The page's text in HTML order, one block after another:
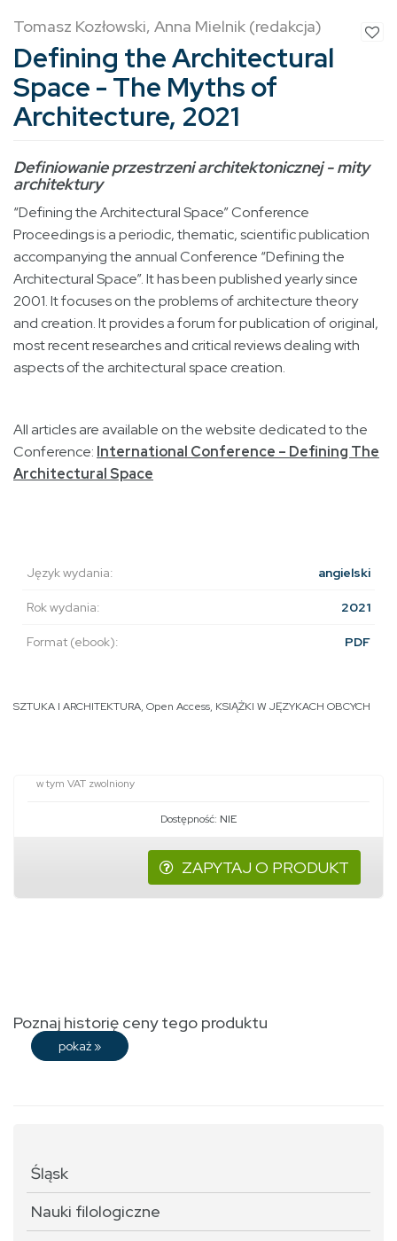
Tomasz Kozłowski, Anna Mielnik (redakcja)
Defining the Architectural
Space - The Myths of
Architecture, 2021
Definiowanie przestrzeni architektonicznej - mity
architektury
“Defining the Architectural Space” Conference
Proceedings is a periodic, thematic, scientific publication
accompanying the annual Conference “Defining the
Architectural Space”. It has been published yearly since
2001. It focuses on the problems of architecture theory
and creation. It provides a forum for publication of original,
most recent researches and critical reviews dealing with
aspects of the architectural space creation.
All articles are available on the website dedicated to the
Conference: International Conference – Defining The
Architectural Space
Język wydania: angielski
Rok wydania: 2021
Format (ebook): PDF
SZTUKA I ARCHITEKTURA, Open Access, KSIĄŻKI W JĘZYKACH OBCYCH
w tym VAT zwolniony
Dostępność: NIE
ZAPYTAJ O PRODUKT
Poznaj historię ceny tego produktu
pokaż »
Śląsk
Nauki filologiczne